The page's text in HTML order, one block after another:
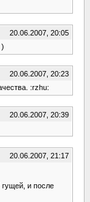
20.06.2007, 20:05
20.06.2007, 20:23
:rzhu:
20.06.2007, 20:39
20.06.2007, 21:17
гущей, и после